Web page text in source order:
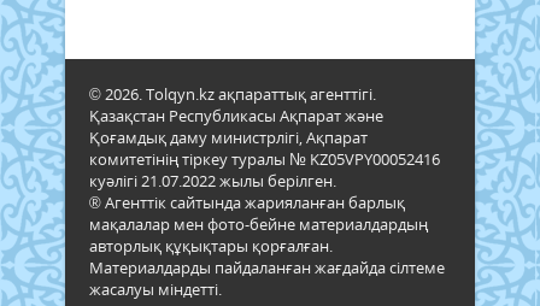
© 2026. Tolqyn.kz ақпараттық агенттігі.
Қазақстан Республикасы Ақпарат және
Қоғамдық даму министрлігі, Ақпарат
комитетінің тіркеу туралы № KZ05VPY00052416
куәлігі 21.07.2022 жылы берілген.
® Агенттік сайтында жарияланған барлық
мақалалар мен фото-бейне материалдардың
авторлық құқықтары қорғалған.
Материалдарды пайдаланған жағдайда сілтеме
жасалуы міндетті.